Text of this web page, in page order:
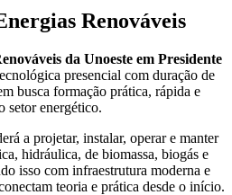
Renováveis
da Unoeste em Presidente
presencial com duração de
busca formação prática, rápida e
setor energético.
a projetar, instalar, operar e manter
hidráulica, de biomassa, biogás e
isso com infraestrutura moderna e
teoria e prática desde o início.